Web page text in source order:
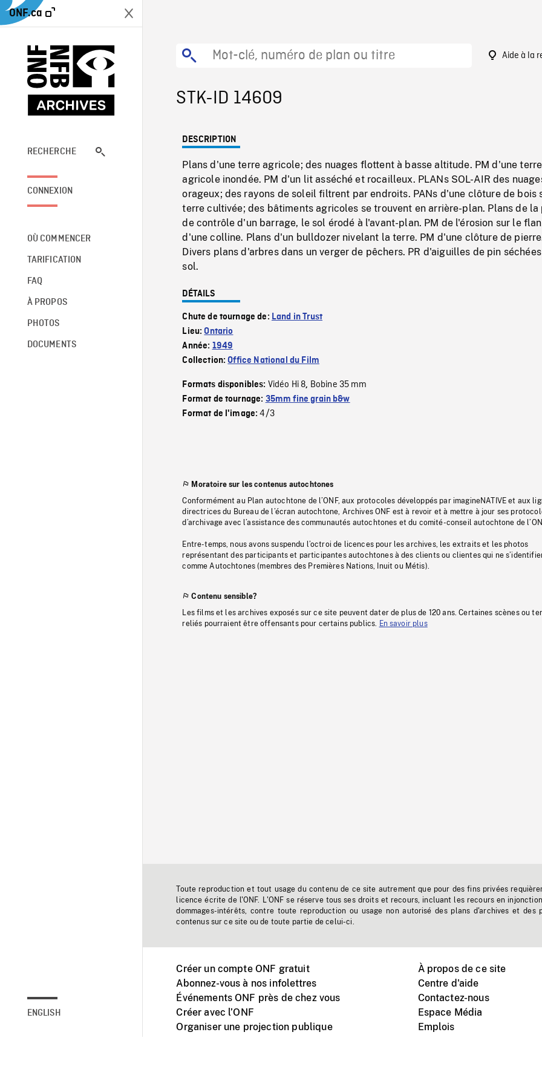
ONF.ca
RECHERCHE
CONNEXION
OÙ COMMENCER
TARIFICATION
FAQ
À PROPOS
PHOTOS
DOCUMENTS
ENGLISH
Aide à la
STK-ID 14609
DESCRIPTION
Plans d'une terre agricole; des nuages flottent à basse altitude. PM d'une terre
agricole inondée. PM d'un lit asséché et rocailleux. PLANs SOL-AIR des
orageux; des rayons de soleil filtrent par endroits. PANs d'une clôture de bois
terre cultivée; des bâtiments agricoles se trouvent en arrière-plan. Plans de la
de contrôle d'un barrage, le sol érodé à l'avant-plan. PM de l'érosion sur le
d'une colline. Plans d'un bulldozer nivelant la terre. PM d'une clôture de
Divers plans d'arbres dans un verger de pêchers. PR d'aiguilles de pin
sol.
DÉTAILS
Chute de tournage de: Land in Trust
Lieu:Ontario
Année: 1949
Collection:Office National du Film
Formats disponibles: Vidéo Hi 8, Bobine 35 mm
Format de tournage: 35mm fine grain b&w
Format de l'image:4/3
Moratoire sur les contenus autochtones
Conformément au Plan autochtone de l’ONF, aux protocoles développés par imagineNATIVE et aux
directrices du Bureau de l’écran autochtone, Archives ONF est à revoir et à mettre à jour ses
d’archivage avec l’assistance des communautés autochtones et du comité-conseil autochtone de
Entre-temps, nous avons suspendu l’octroi de licences pour les archives, les extraits et les photos
représentant des participants et participantes autochtones à des clients ou clientes qui ne
comme Autochtones (membres des Premières Nations, Inuit ou Métis).
Contenu sensible?
Les films et les archives exposés sur ce site peuvent dater de plus de 120 ans. Certaines scènes ou
reliés pourraient être offensants pour certains publics. En savoir plus
Toute reproduction et tout usage du contenu de ce site autrement que pour des fins privées
licence écrite de l'ONF. L'ONF se réserve tous ses droits et recours, incluant les recours en
dommages-intérêts, contre toute reproduction ou usage non autorisé des plans d'archives et des
contenus sur ce site ou de toute partie de celui-ci.
Créer un compte ONF gratuit
Abonnez-vous à nos infolettres
Événements ONF près de chez vous
Créer avec l’ONF
Organiser une projection publique
À propos de ce site
Centre d'aide
Contactez-nous
Espace Média
Emplois